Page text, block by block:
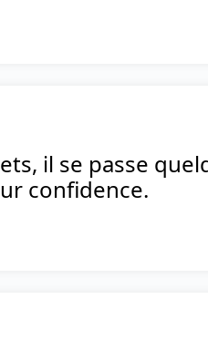
il se passe
confidence.